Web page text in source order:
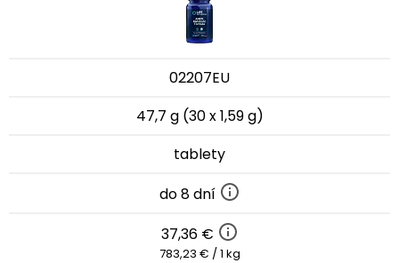
02207EU
47,7 g (30 x 1,59 g)
tablety
do 8 dní
37,36 €
783,23 € / 1 kg